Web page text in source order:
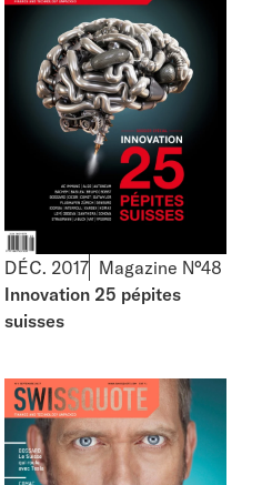
DÉC. 2017 Magazine N°48
Innovation 25 pépites
suisses